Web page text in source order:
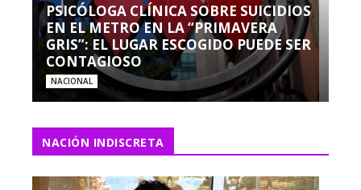
PSICÓLOGA CLÍNICA SOBRE SUICIDIOS
EN EL METRO EN LA “PRIMAVERA
GRIS”: EL LUGAR ESCOGIDO PUEDE SER
CONTAGIOSO
NACIONAL
NACIÓN INDISCRETA